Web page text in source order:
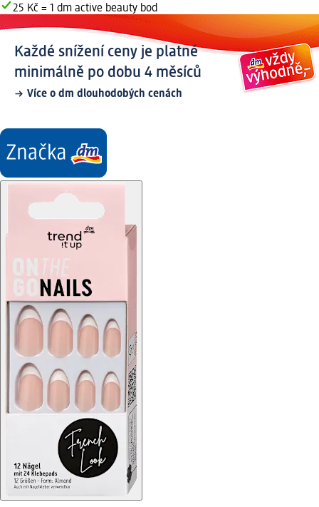
25 Kč = 1 dm active beauty bod
Každé snížení ceny je platné
minimálně po dobu 4 měsíců
Více o dm dlouhodobých cenách